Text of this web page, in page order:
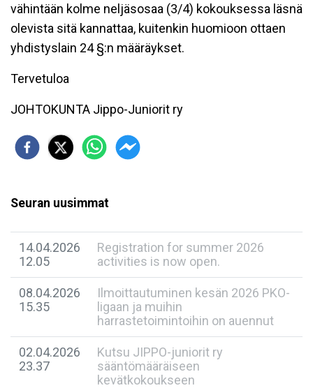
vähintään kolme neljäsosaa (3/4) kokouksessa läsnä
olevista sitä kannattaa, kuitenkin huomioon ottaen
yhdistyslain 24 §:n määräykset.
Tervetuloa
JOHTOKUNTA Jippo-Juniorit ry
Seuran uusimmat
14.04.2026
12.05
Registration for summer 2026
activities is now open.
08.04.2026
15.35
Ilmoittautuminen kesän 2026 PKO-
ligaan ja muihin
harrastetoimintoihin on auennut
02.04.2026
23.37
Kutsu JIPPO-juniorit ry
sääntömääräiseen
kevätkokoukseen